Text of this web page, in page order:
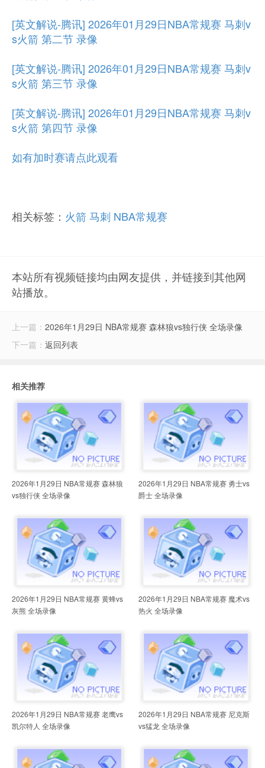
[英文解说-腾讯] 2026年01月29日NBA常规赛 马刺v
s火箭 第二节 录像
[英文解说-腾讯] 2026年01月29日NBA常规赛 马刺v
s火箭 第三节 录像
[英文解说-腾讯] 2026年01月29日NBA常规赛 马刺v
s火箭 第四节 录像
如有加时赛请点此观看
相关标签： 火箭马刺 NBA常规赛
本站所有视频链接均由网友提供，并链接到其他网
站播放。
上一篇： 2026年1月29日 NBA常规赛 森林狼vs独行侠 全场录像
下一篇： 返回列表
相关推荐
2026年1月29日 NBA常规赛 森林狼
vs独行侠 全场录像
2026年1月29日 NBA常规赛 勇士vs
爵士 全场录像
2026年1月29日 NBA常规赛 黄蜂vs
灰熊 全场录像
2026年1月29日 NBA常规赛 魔术vs
热火 全场录像
2026年1月29日 NBA常规赛 老鹰vs
凯尔特人 全场录像
2026年1月29日 NBA常规赛 尼克斯
vs猛龙 全场录像